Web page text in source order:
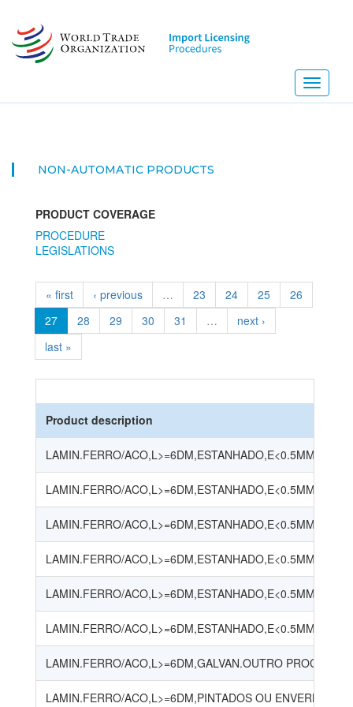
main
content
Toggle
NON-AUTOMATIC PRODUCTS
PRODUCT COVERAGE
PROCEDURE
LEGISLATIONS
« first ‹ previous … 23 24 25
26
27
28 29 30 31 …
next ›
last »
Product description
LAMIN.FERRO/ACO,L>=6DM,ESTANHADO,E<0.5MM -
LAMIN.FERRO/ACO,L>=6DM,ESTANHADO,E<0.5MM -
LAMIN.FERRO/ACO,L>=6DM,ESTANHADO,E<0.5MM -
LAMIN.FERRO/ACO,L>=6DM,ESTANHADO,E<0.5MM -
LAMIN.FERRO/ACO,L>=6DM,ESTANHADO,E<0.5MM -
LAMIN.FERRO/ACO,L>=6DM,ESTANHADO,E<0.5MM -
LAMIN.FERRO/ACO,L>=6DM,GALVAN.OUTRO
LAMIN.FERRO/ACO,L>=6DM,PINTADOS OU